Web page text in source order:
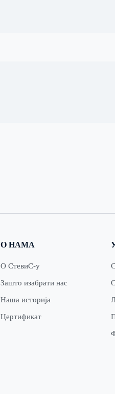
О НАМА
О СтевиС-у
Зашто изабрати нас
Наша историја
Цертификат